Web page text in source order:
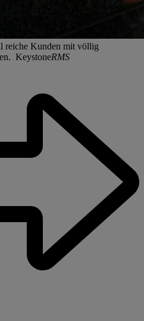
reiche Kunden mit völlig
KeystoneRMS